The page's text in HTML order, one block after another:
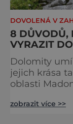
DOVOLENÁ V
8 DŮVODŮ,
VYRAZIT
Dolomity
jejich krása
oblasti
věžemi,
zobrazit více >>